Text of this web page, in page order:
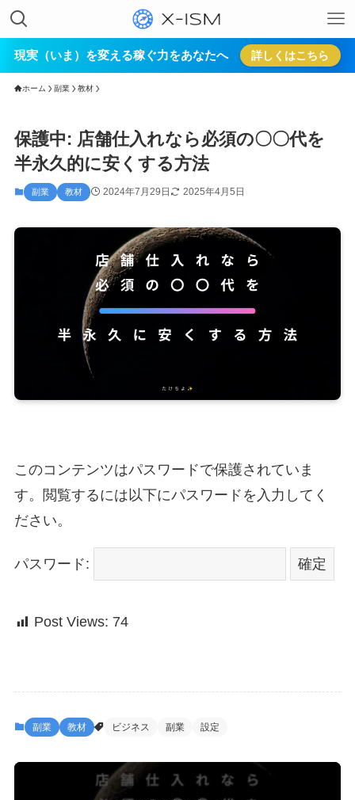
現実（いま）を変える稼ぐ力をあなたへ 詳しくはこちら
ホーム 副業 教材
保護中: 店舗仕入れなら必須の〇〇代を
半永久的に安くする方法
副業 教材 2024年7月29日 2025年4月5日
このコンテンツはパスワードで保護されていま
す。閲覧するには以下にパスワードを入力してく
ださい。
パスワード:
Post Views: 74
副業 教材 ビジネス 副業 設定